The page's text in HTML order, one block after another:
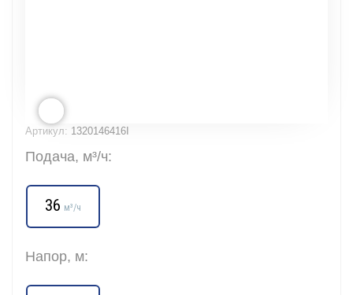
Артикул: 1320146416I
Подача, м³/ч:
36 м³/ч
Напор, м: